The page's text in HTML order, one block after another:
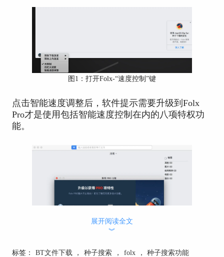
图1：打开Folx-“速度控制”键
点击智能速度调整后，软件提示需要升级到Folx
Pro才是使用包括智能速度控制在内的八项特权功
能。
展开阅读全文
︾
标签： BT文件下载 ， 种子搜索 ， folx ， 种子搜索功能